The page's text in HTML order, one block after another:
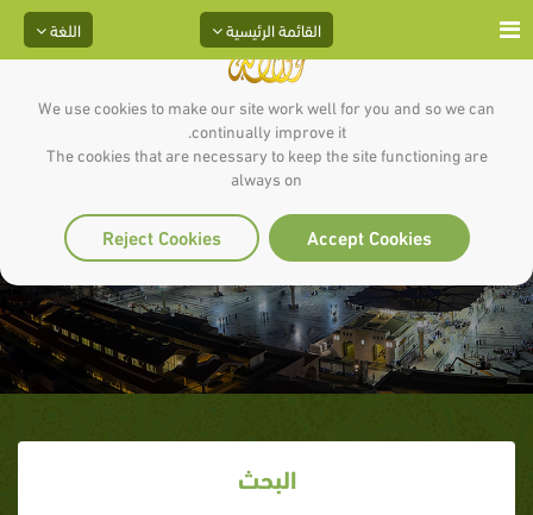
We use cookies to make our site work well for you and so we can
continually improve it.
The cookies that are necessary to keep the site functioning are
always on
Accept Cookies
Reject Cookies
اللغة القائمة الرئيسية
آيه : 7_ سورة الفتح
البحث